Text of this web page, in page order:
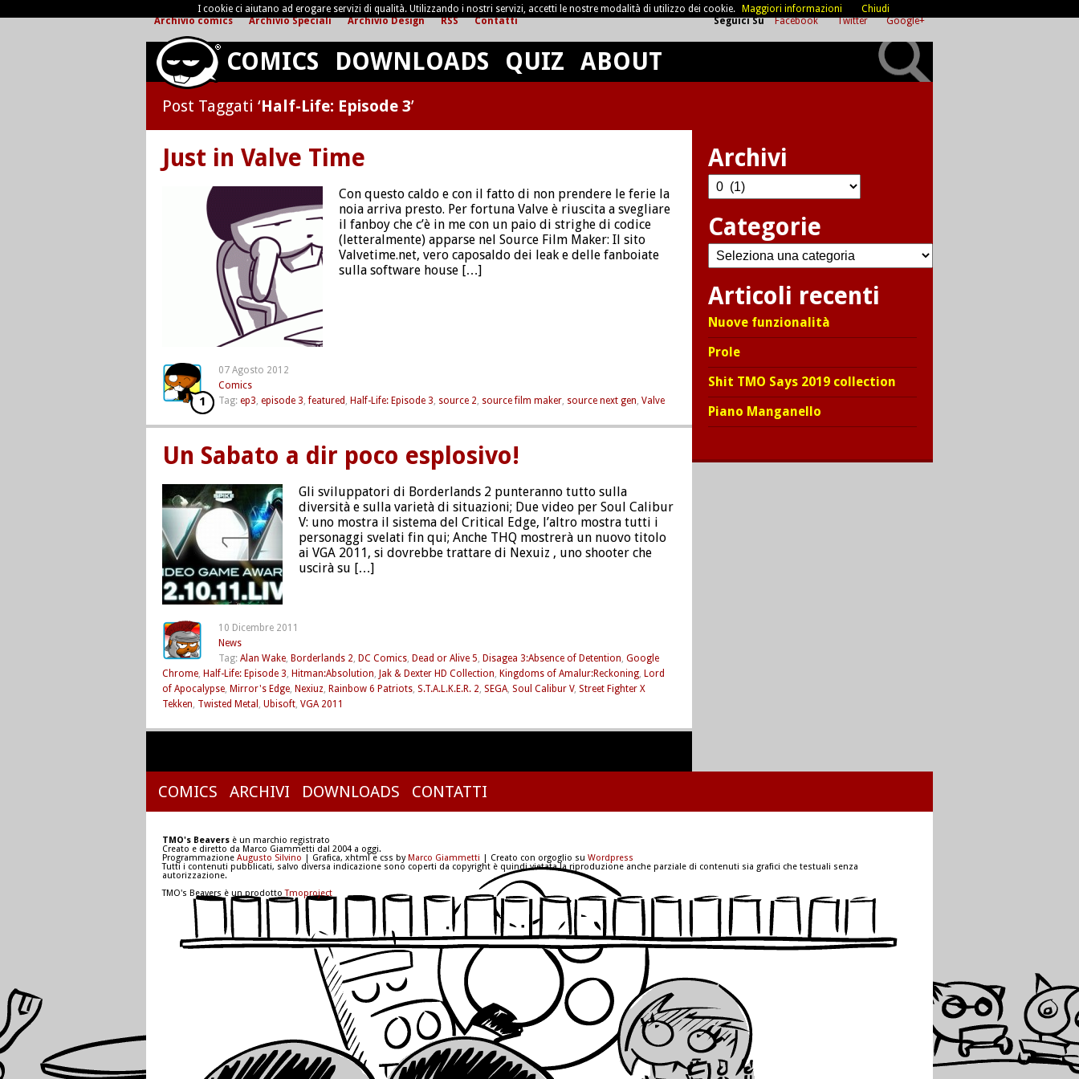
Seguici Su Facebook Twitter Google+
Archivio comics Archivio Speciali Archivio Design RSS Contatti
COMICS DOWNLOADS QUIZ ABOUT
Post Taggati ‘Half-Life: Episode 3’
Just in Valve Time
Con questo caldo e con il fatto di non prendere le ferie la
noia arriva presto. Per fortuna Valve è riuscita a svegliare
il fanboy che c’è in me con un paio di strighe di codice
(letteralmente) apparse nel Source Film Maker: Il sito
Valvetime.net, vero caposaldo dei leak e delle fanboiate
sulla software house […]
07 Agosto 2012
Comics
Tag: ep3, episode 3,featured , Half-Life: Episode 3, source 2, source film maker, source next gen, Valve
1
Un Sabato a dir poco esplosivo!
Gli sviluppatori di Borderlands 2 punteranno tutto sulla
diversità e sulla varietà di situazioni; Due video per Soul Calibur
V: uno mostra il sistema del Critical Edge, l’altro mostra tutti i
personaggi svelati fin qui; Anche THQ mostrerà un nuovo titolo
ai VGA 2011, si dovrebbe trattare di Nexuiz , uno shooter che
uscirà su […]
10 Dicembre 2011
News
Tag: Alan Wake, Borderlands 2, DC Comics, Dead or Alive 5, Disagea 3:Absence of Detention, Google
Chrome, Half-Life: Episode 3, Hitman:Absolution, Jak & Dexter HD Collection, Kingdoms of Amalur:Reckoning, Lord
of Apocalypse, Mirror's Edge, Nexiuz, Rainbow 6 Patriots, S.T.A.L.K.E.R. 2, SEGA, Soul Calibur V, Street Fighter X
Tekken, Twisted Metal , Ubisoft, VGA 2011
Archivi
Archivi
Categorie
Categorie
Articoli recenti
Nuove funzionalità
Prole
Shit TMO Says 2019 collection
Piano Manganello
COMICS ARCHIVI DOWNLOADS CONTATTI
TMO's Beavers è un marchio registrato
Creato e diretto da Marco Giammetti dal 2004 a oggi.
Programmazione Augusto Silvino | Grafica, xhtml e css byMarco Giammetti | Creato con orgoglio su Wordpress
Tutti i contenuti pubblicati, salvo diversa indicazione sono coperti da copyright è quindi vietata la riproduzione anche parziale di contenuti sia grafici che testuali senza
autorizzazione.
TMO's Beavers è un prodottoTmoproject
I cookie ci aiutano ad erogare servizi di qualità. Utilizzando i nostri servizi, accetti le nostre modalità di utilizzo dei cookie. Maggiori informazioni Chiudi